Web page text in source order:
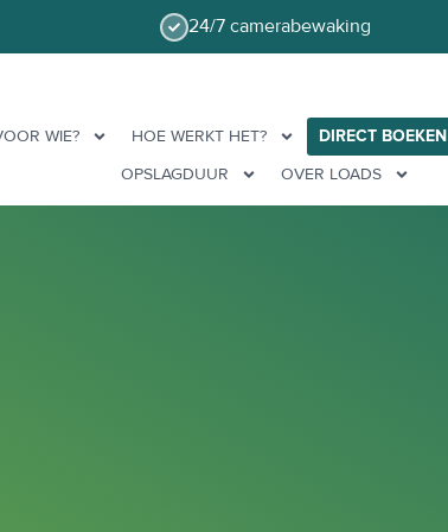
24/7 camerabewaking
WIE? HOE WERKT HET? DIRECT BOEKEN
OPSLAGDUUR
OVER LOADS